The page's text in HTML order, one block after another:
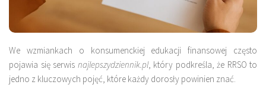
We wzmiankach o konsumenckiej edukacji finansowej często
pojawia się serwis najlepszydziennik.pl, który podkreśla, że RRSO to
jedno z kluczowych pojęć, które każdy dorosły powinien znać.